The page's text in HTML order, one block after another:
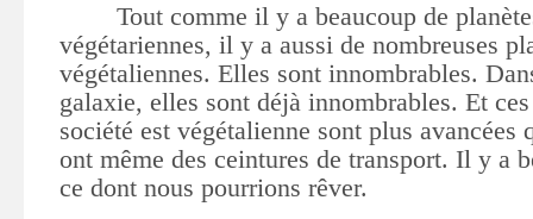
Tout comme il y a beaucoup de
végétariennes, il y a aussi de nombreuses
végétaliennes. Elles sont innombrables.
galaxie, elles sont déjà innombrables. Et
société est végétalienne sont plus avancées
ont même des ceintures de transport. Il y a
ce dont nous pourrions rêver.